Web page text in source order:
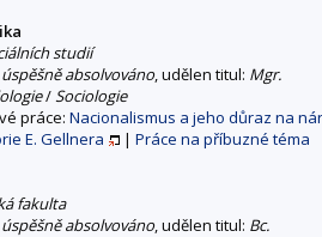
studií
úspěšně absolvováno, udělen titul: Mgr.
/Sociologie
práce: Nacionalismus a jeho důraz na
E. Gellnera
| Práce na příbuzné téma
fakulta
úspěšně absolvováno, udělen titul: Bc.